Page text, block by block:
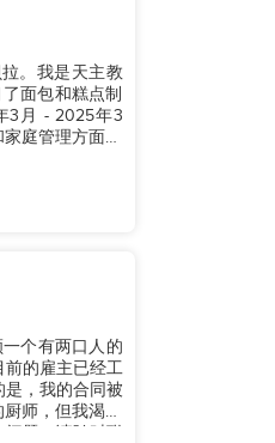
。我是天主教
面包和糕点制
3月 - 2025年3
庭管理方面有
个有两口人的
的雇主已经工
，我的合同被
师，但我渴望